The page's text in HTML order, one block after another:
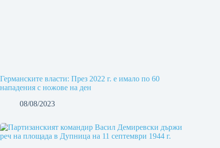
Германските власти: През 2022 г. е имало по 60
нападения с ножове на ден
08/08/2023